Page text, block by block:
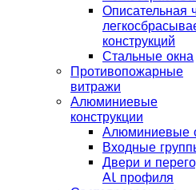
Описательная
конструкций
Стальные окна
Противопожарные
витражи
Алюминиевые
конструкции
Алюминиевые
Входные
Двери и
Al профиля